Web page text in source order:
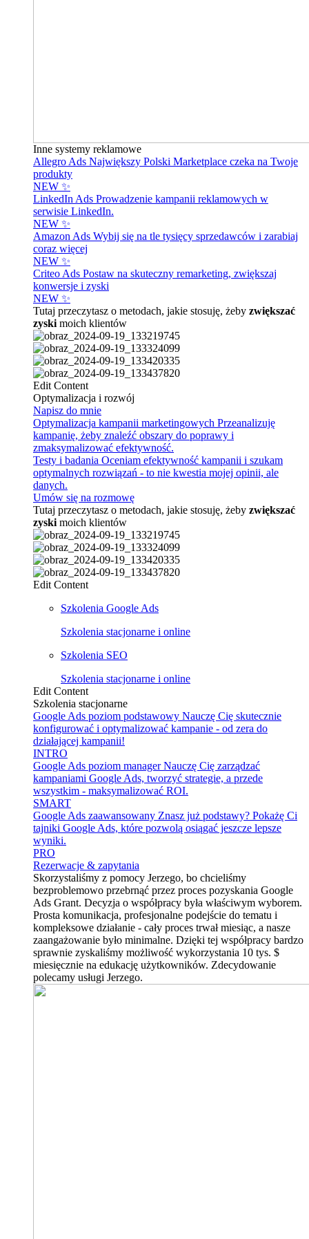
Inne systemy reklamowe
Allegro Ads Największy Polski Marketplace czeka na Twoje
produkty
NEW ✨
LinkedIn Ads Prowadzenie kampanii reklamowych w
serwisie LinkedIn.
NEW ✨
Amazon Ads Wybij się na tle tysięcy sprzedawców i zarabiaj
coraz więcej
NEW ✨
Criteo Ads Postaw na skuteczny remarketing, zwiększaj
konwersje i zyski
NEW ✨
Tutaj przeczytasz o metodach, jakie stosuję, żeby zwiększać
zyski moich klientów
Edit Content
Optymalizacja i rozwój
Napisz do mnie
Optymalizacja kampanii marketingowych Przeanalizuję
kampanię, żeby znaleźć obszary do poprawy i
zmaksymalizować efektywność.
Testy i badania Oceniam efektywność kampanii i szukam
optymalnych rozwiązań - to nie kwestia mojej opinii, ale
danych.
Umów się na rozmowę
Tutaj przeczytasz o metodach, jakie stosuję, żeby zwiększać
zyski moich klientów
Edit Content
Szkolenia Google Ads
Szkolenia stacjonarne i online
Szkolenia SEO
Szkolenia stacjonarne i online
Edit Content
Szkolenia stacjonarne
Google Ads poziom podstawowy Nauczę Cię skutecznie
konfigurować i optymalizować kampanie - od zera do
działającej kampanii!
INTRO
Google Ads poziom manager Nauczę Cię zarządzać
kampaniami Google Ads, tworzyć strategie, a przede
wszystkim - maksymalizować ROI.
SMART
Google Ads zaawansowany Znasz już podstawy? Pokażę Ci
tajniki Google Ads, które pozwolą osiągać jeszcze lepsze
wyniki.
PRO
Rezerwacje & zapytania
Skorzystaliśmy z pomocy Jerzego, bo chcieliśmy
bezproblemowo przebrnąć przez proces pozyskania Google
Ads Grant. Decyzja o współpracy była właściwym wyborem.
Prosta komunikacja, profesjonalne podejście do tematu i
kompleksowe działanie - cały proces trwał miesiąc, a nasze
zaangażowanie było minimalne. Dzięki tej współpracy bardzo
sprawnie zyskaliśmy możliwość wykorzystania 10 tys. $
miesięcznie na edukację użytkowników. Zdecydowanie
polecamy usługi Jerzego.